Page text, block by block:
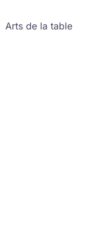
Arts de la table